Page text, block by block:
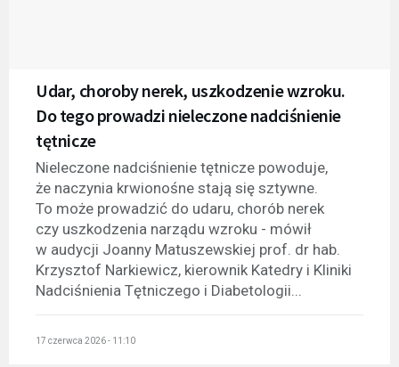
Udar, choroby nerek, uszkodzenie wzroku.
Do tego prowadzi nieleczone nadciśnienie
tętnicze
Nieleczone nadciśnienie tętnicze powoduje,
że naczynia krwionośne stają się sztywne.
To może prowadzić do udaru, chorób nerek
czy uszkodzenia narządu wzroku - mówił
w audycji Joanny Matuszewskiej prof. dr hab.
Krzysztof Narkiewicz, kierownik Katedry i Kliniki
Nadciśnienia Tętniczego i Diabetologii...
17 czerwca 2026 - 11:10